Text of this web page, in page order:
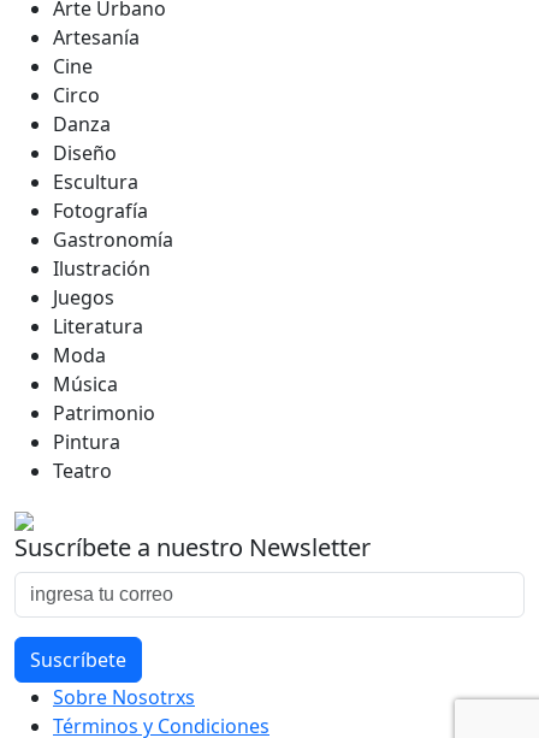
Arte Urbano
Artesanía
Cine
Circo
Danza
Diseño
Escultura
Fotografía
Gastronomía
Ilustración
Juegos
Literatura
Moda
Música
Patrimonio
Pintura
Teatro
Suscríbete a nuestro Newsletter
Sobre Nosotrxs
Términos y Condiciones